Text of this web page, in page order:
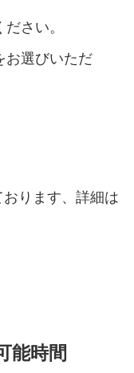
さい。
お選びいただ
ります、詳細は
能時間